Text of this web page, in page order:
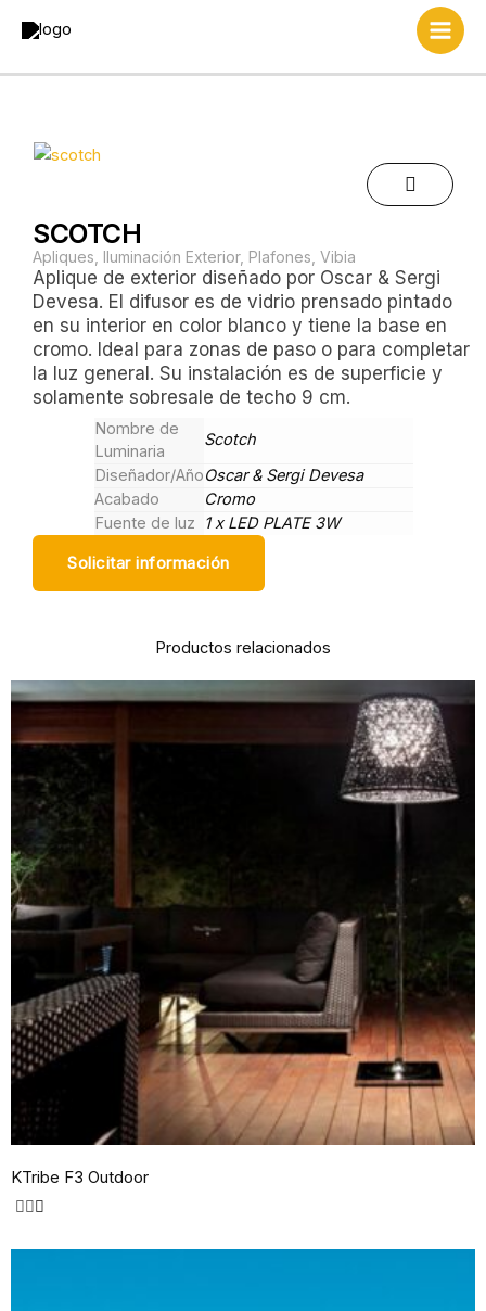
SCOTCH
Apliques Iluminación Exterior, Plafones Vibia
Aplique de exterior diseñado por Oscar & Sergi
Devesa. El difusor es de vidrio prensado pintado
en su interior en color blanco y tiene la base en
cromo. Ideal para zonas de paso o para completar
la luz general. Su instalación es de superficie y
solamente sobresale de techo 9 cm.
Nombre de
Luminaria
Scotch
Diseñador/AñoOscar & Sergi Devesa
Acabado
Cromo
Fuente de luz
1 x LED PLATE 3W
Solicitar información
Productos relacionados
KTribe F3 Outdoor